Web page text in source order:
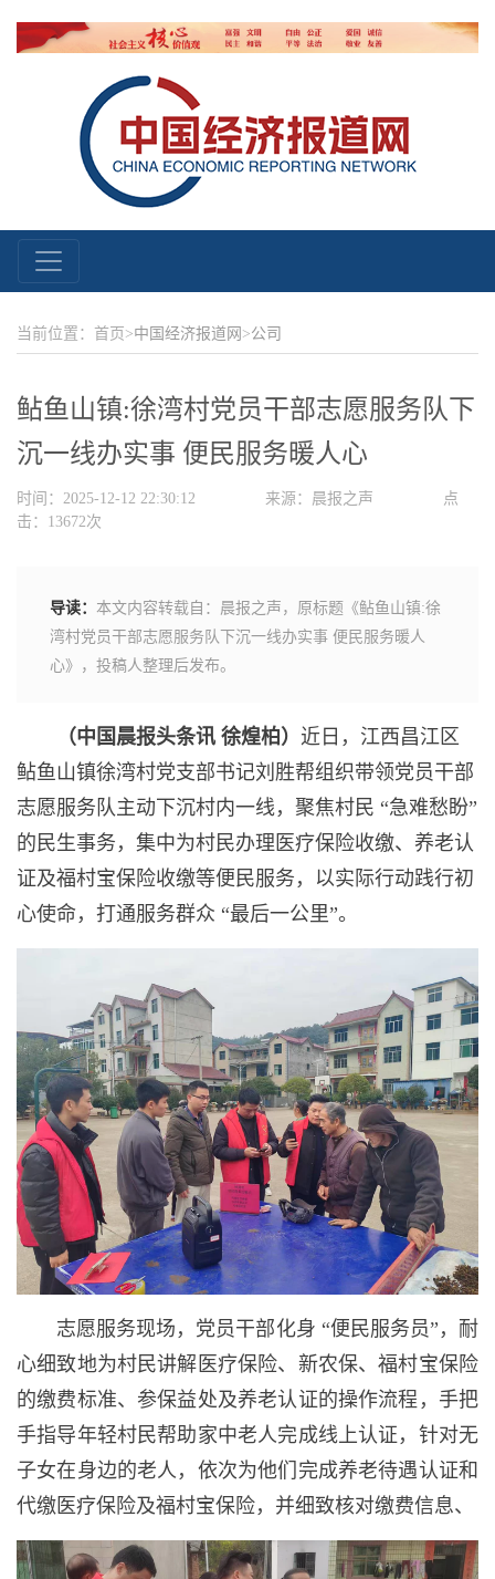
当前位置：首页>中国经济报道网 >公司
鲇鱼山镇:徐湾村党员干部志愿服务队下
沉一线办实事 便民服务暖人心
时间：2025-12-12 22:30:12 来源：晨报之声
点
击：13672次
导读： 本文内容转载自：晨报之声，原标题《鲇鱼山镇:徐
湾村党员干部志愿服务队下沉一线办实事 便民服务暖人
心》，投稿人整理后发布。
（中国晨报头条讯 徐煌柏） 近日，江西昌江区
鲇鱼山镇徐湾村党支部书记刘胜帮组织带领党员干部
志愿服务队主动下沉村内一线，聚焦村民 “急难愁盼”
的民生事务，集中为村民办理医疗保险收缴、养老认
证及福村宝保险收缴等便民服务，以实际行动践行初
心使命，打通服务群众 “最后一公里”。
志愿服务现场，党员干部化身 “便民服务员”，耐
心细致地为村民讲解医疗保险、新农保、福村宝保险
的缴费标准、参保益处及养老认证的操作流程，手把
手指导年轻村民帮助家中老人完成线上认证，针对无
子女在身边的老人，依次为他们完成养老待遇认证和
代缴医疗保险及福村宝保险，并细致核对缴费信息、